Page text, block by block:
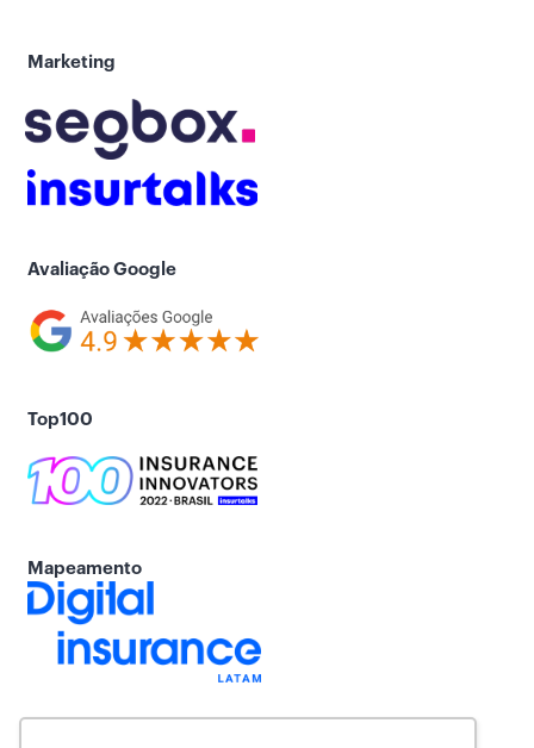
Marketing
Avaliação Google
Top100
Mapeamento